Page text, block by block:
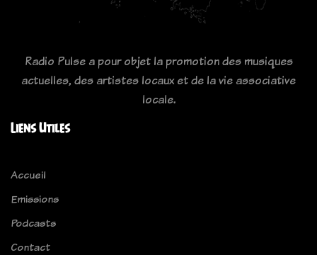
Radio Pulse a pour objet la promotion des musiques
actuelles, des artistes locaux et de la vie associative
locale.
Liens Utiles
Accueil
Emissions
Podcasts
Contact